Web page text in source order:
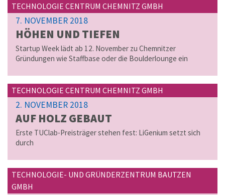
TECHNOLOGIE CENTRUM CHEMNITZ GMBH
7. NOVEMBER 2018
HÖHEN UND TIE­FEN
Startup Week lädt ab 12. November zu Chemnitzer
Gründungen wie Staffbase oder die Boulderlounge ein
TECHNOLOGIE CENTRUM CHEMNITZ GMBH
2. NOVEMBER 2018
AUF HOLZ GE­BAUT
Erste TUClab-Preisträger stehen fest: LiGenium setzt sich
durch
TECHNOLOGIE- UND GRÜNDERZENTRUM BAUTZEN
GMBH